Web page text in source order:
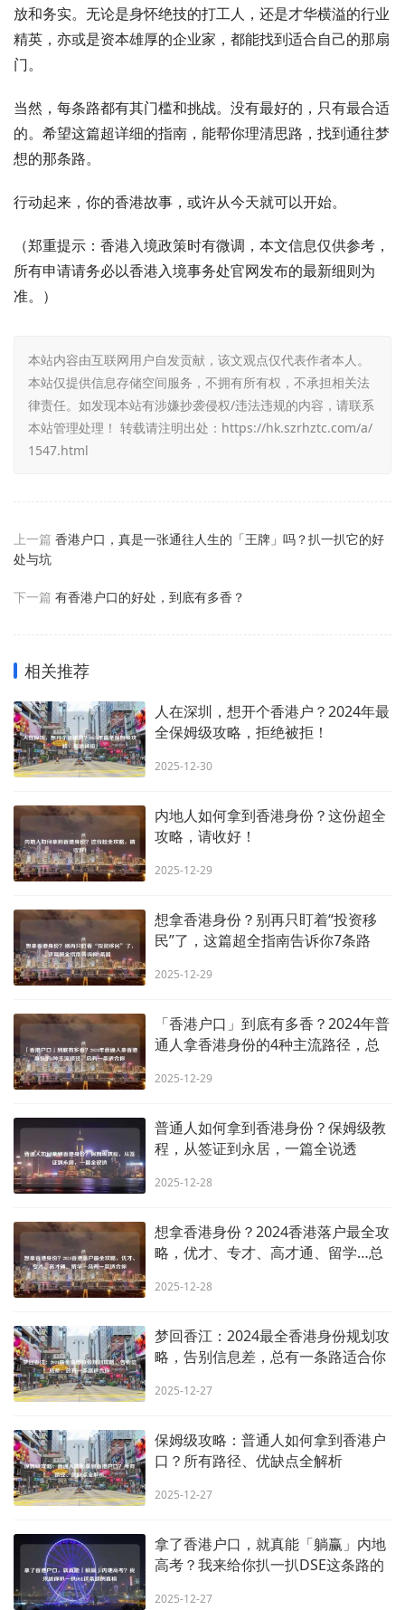
放和务实。无论是身怀绝技的打工人，还是才华横溢的行业
精英，亦或是资本雄厚的企业家，都能找到适合自己的那扇
门。
当然，每条路都有其门槛和挑战。没有最好的，只有最合适
的。希望这篇超详细的指南，能帮你理清思路，找到通往梦
想的那条路。
行动起来，你的香港故事，或许从今天就可以开始。
（郑重提示：香港入境政策时有微调，本文信息仅供参考，
所有申请请务必以香港入境事务处官网发布的最新细则为
准。）
本站内容由互联网用户自发贡献，该文观点仅代表作者本人。
本站仅提供信息存储空间服务，不拥有所有权，不承担相关法
律责任。如发现本站有涉嫌抄袭侵权/违法违规的内容，请联系
本站管理处理！ 转载请注明出处： https://hk.szrhztc.com/a/
1547.html
上一篇 香港户口，真是一张通往人生的「王牌」吗？扒一扒它的好
处与坑
下一篇 有香港户口的好处，到底有多香？
相关推荐
人在深圳，想开个香港户？2024年最
全保姆级攻略，拒绝被拒！
2025-12-30
内地人如何拿到香港身份？这份超全
攻略，请收好！
2025-12-29
想拿香港身份？别再只盯着“投资移
民”了，这篇超全指南告诉你7条路
2025-12-29
「香港户口」到底有多香？2024年普
通人拿香港身份的4种主流路径，总
2025-12-29
普通人如何拿到香港身份？保姆级教
程，从签证到永居，一篇全说透
2025-12-28
想拿香港身份？2024香港落户最全攻
略，优才、专才、高才通、留学…总
2025-12-28
梦回香江：2024最全香港身份规划攻
略，告别信息差，总有一条路适合你
2025-12-27
保姆级攻略：普通人如何拿到香港户
口？所有路径、优缺点全解析
2025-12-27
拿了香港户口，就真能「躺赢」内地
高考？我来给你扒一扒DSE这条路的
2025-12-27